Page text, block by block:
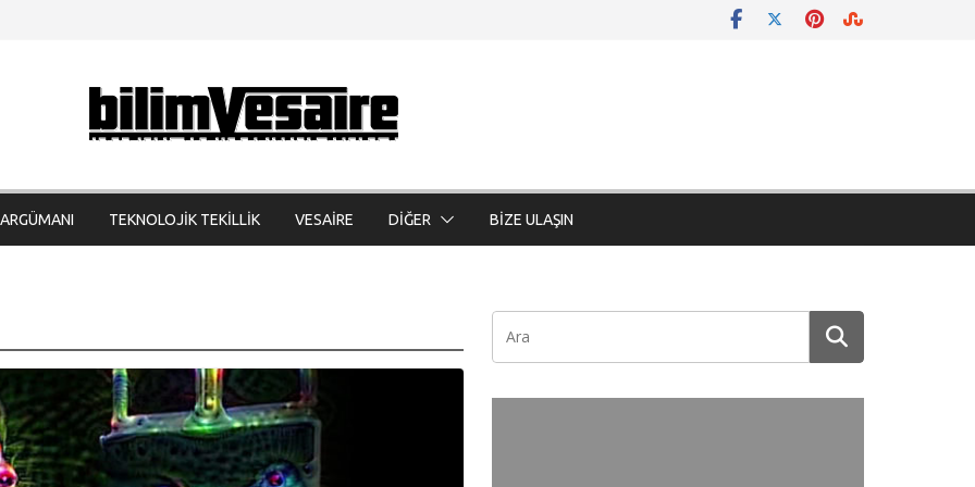
TEKNOLOJİK TEKİLLİK VESAİRE DİĞER BİZE ULAŞIN